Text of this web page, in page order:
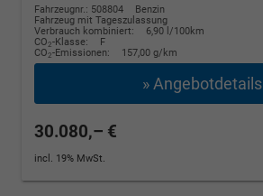
Fahrzeugnr.: 508804
Benzin
Fahrzeug mit Tageszulassung
Verbrauch kombiniert:
6,90 l/100km
CO2-Klasse:
F
CO2-Emissionen: 157,00 g/km
» Angebotdetails
30.080,– €
incl. 19% MwSt.